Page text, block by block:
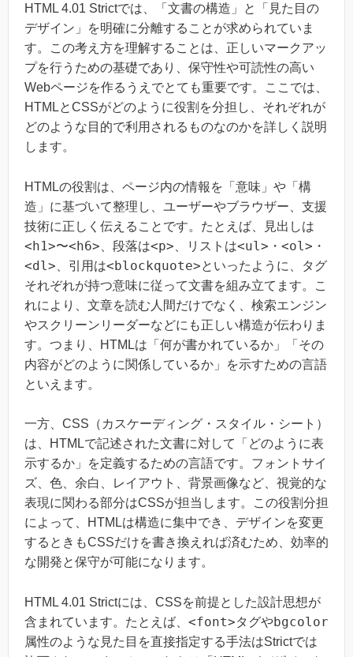
HTML 4.01 Strictでは、「文書の構造」と「見た目の
デザイン」を明確に分離することが求められていま
す。この考え方を理解することは、正しいマークアッ
プを行うための基礎であり、保守性や可読性の高い
Webページを作るうえでとても重要です。ここでは、
HTMLとCSSがどのように役割を分担し、それぞれが
どのような目的で利用されるものなのかを詳しく説明
します。
HTMLの役割は、ページ内の情報を「意味」や「構
造」に基づいて整理し、ユーザーやブラウザー、支援
技術に正しく伝えることです。たとえば、見出しは
<h1>〜<h6> 、段落は<p> 、リストは<ul> ・ <ol> ・
<dl> 、引用は<blockquote>といったように、タグ
それぞれが持つ意味に従って文書を組み立てます。こ
れにより、文章を読む人間だけでなく、検索エンジン
やスクリーンリーダーなどにも正しい構造が伝わりま
す。つまり、HTMLは「何が書かれているか」「その
内容がどのように関係しているか」を示すための言語
といえます。
一方、CSS（カスケーディング・スタイル・シート）
は、HTMLで記述された文書に対して「どのように表
示するか」を定義するための言語です。フォントサイ
ズ、色、余白、レイアウト、背景画像など、視覚的な
表現に関わる部分はCSSが担当します。この役割分担
によって、HTMLは構造に集中でき、デザインを変更
するときもCSSだけを書き換えれば済むため、効率的
な開発と保守が可能になります。
HTML 4.01 Strictには、CSSを前提とした設計思想が
含まれています。たとえば、 <font>タグやbgcolor
属性のような見た目を直接指定する手法はStrictでは